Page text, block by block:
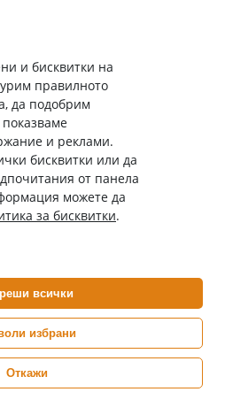
за лични данни.
„Ванчева“
онлайн аптека от
Агенция по Лекарствата
444 666
и бисквитки на
правилното
да подобрим
и реклами.
бисквитки или да
от панела
можете да
за бисквитки.
всички
избрани
Откажи